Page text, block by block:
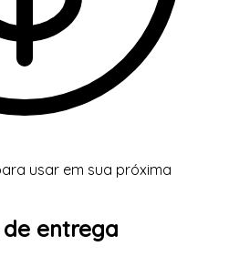
usar em sua próxima
entrega